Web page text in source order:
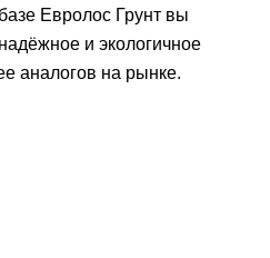
Евролос Грунт вы
и экологичное
аналогов на рынке.